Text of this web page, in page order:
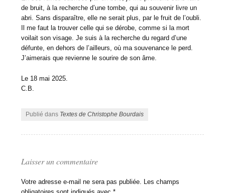
de bruit, à la recherche d’une tombe, qui au souvenir livre un
abri. Sans disparaître, elle ne serait plus, par le fruit de l’oubli.
Il me faut la trouver celle qui se dérobe, comme si la mort
voilait son visage. Je suis à la recherche du regard d’une
défunte, en dehors de l’ailleurs, où ma souvenance le perd.
J’aimerais que revienne le sourire de son âme.
Le 18 mai 2025.
C.B.
Publié dans Textes de Christophe Bourdais
Laisser un commentaire
Votre adresse e-mail ne sera pas publiée. Les champs